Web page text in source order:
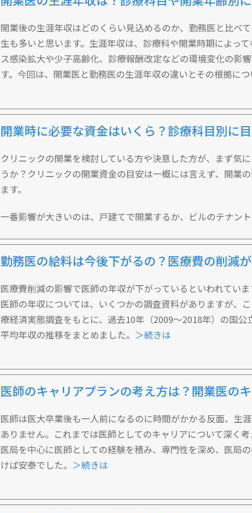
開業後の生涯年収はどのくらい見込めるのか、勤務医と比べ
生も多いと思います。生涯年収は、診療科や開業時期によっ
ス感染拡大や少子高齢化、診療報酬改定などの環境変化の影
す。今回は、開業医と勤務医の生涯年収の違いとその根拠につ
開業時に必要な資金はいくら？診療科目別に
クリニックの開業を検討している方や決意した方が、まず気
うか？クリニックの開業資金の目安は一概には言えず、開業
ます。
一番影響が大きいのは、戸建てで開業するか、ビルのテナント
勤務医の給料は今後下がるの？医療費の削減
医療費削減の影響で医師の年収が下がっているといわれてい
医師の年収については、いくつかの調査資料がありますが、
療経済実態調査をもとに、過去10年（2009～2018年）の国
平均年収の推移をまとめました。 ＞続きは
医師のキャリアプランの考え方は？開業医の
医師は医大卒業後も一人前になるのに時間がかかる反面、生
ありません。これまでは医師としてのキャリアについて深く
医局を中心に医師としての経験を積み、専門性を深め、医局
けば安泰でした。 ＞続きは